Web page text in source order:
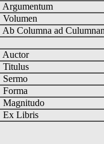
Argumentum
Volumen
Ab Columna ad
Auctor
Titulus
Sermo
Forma
Magnitudo
Ex Libris